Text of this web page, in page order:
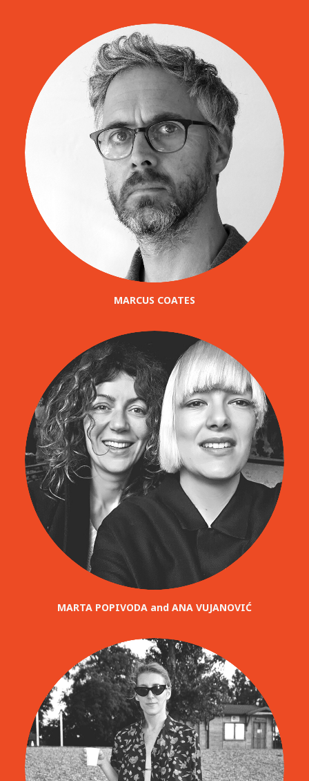
MARCUS COATES
MARTA POPIVODA and ANA VUJANOVIĆ